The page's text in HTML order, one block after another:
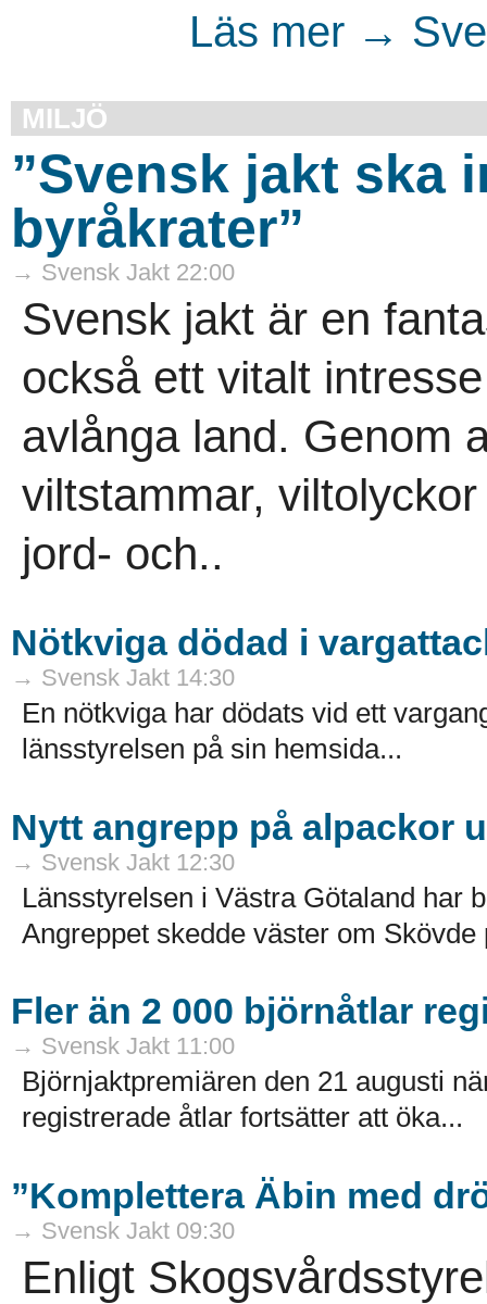
Läs mer →
MILJÖ
”Svensk jakt ska
byråkrater”
→ Svensk Jakt 22:00
Svensk jakt är en
också ett vitalt
avlånga land. Genom
viltstammar,
jord- och..
Nötkviga dödad i
→ Svensk Jakt 14:30
En nötkviga har dödats vid ett
länsstyrelsen på sin hemsida...
Nytt angrepp på alpackor
→ Svensk Jakt 12:30
Länsstyrelsen i Västra Götaland har
Angreppet skedde väster om Skövde
Fler än 2 000 björnåtlar
→ Svensk Jakt 11:00
Björnjaktpremiären den 21 augusti
registrerade åtlar fortsätter att öka...
”Komplettera Äbin med
→ Svensk Jakt 09:30
Enligt